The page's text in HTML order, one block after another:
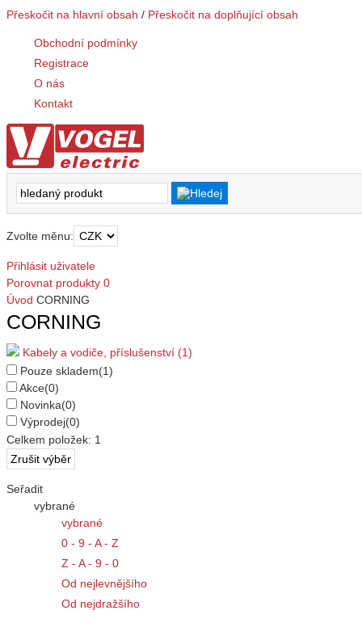
Přeskočit na hlavní obsah / Přeskočit na doplňující obsah
Obchodní podmínky
Registrace
O nás
Kontakt
Zvolte měnu:
Přihlásit uživatele
Porovnat produkty 0
Úvod CORNING
CORNING
Kabely a vodiče, příslušenství (1)
Pouze skladem(1)
Akce(0)
Novinka(0)
Výprodej(0)
Celkem položek: 1
Seřadit
vybrané
vybrané
0 - 9 - A - Z
Z - A - 9 - 0
Od nejlevnějšího
Od nejdražšího